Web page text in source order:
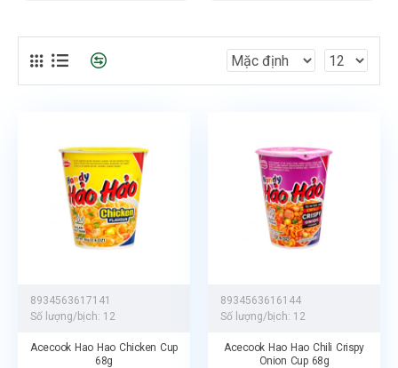
8934563617141
Số lượng/bịch: 12
Acecook Hao Hao Chicken Cup
68g
8934563616144
Số lượng/bịch: 12
Acecook Hao Hao Chili Crispy
Onion Cup 68g